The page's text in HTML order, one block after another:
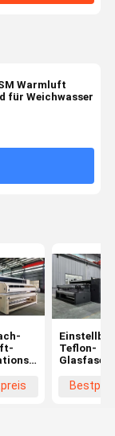
Warmluft
für Weichwasser
Teflon-